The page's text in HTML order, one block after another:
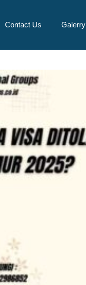
Contact Us Galerry